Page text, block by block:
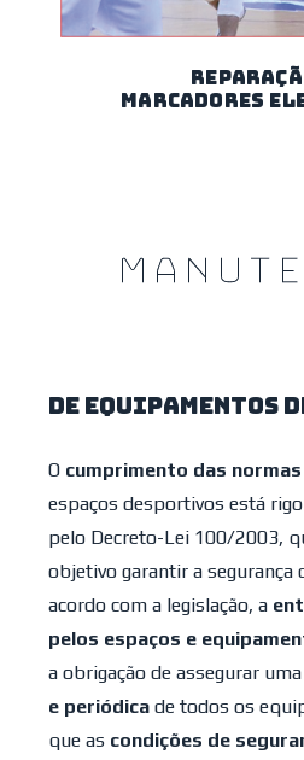
MARCADORES
DE EQUIPAMENTOS
O cumprimento das
espaços desportivos está
pelo Decreto-Lei 100/2003,
objetivo garantir a segurança
acordo com a legislação, a
pelos espaços e
a obrigação de assegurar uma
e periódica de todos os
que as condições de